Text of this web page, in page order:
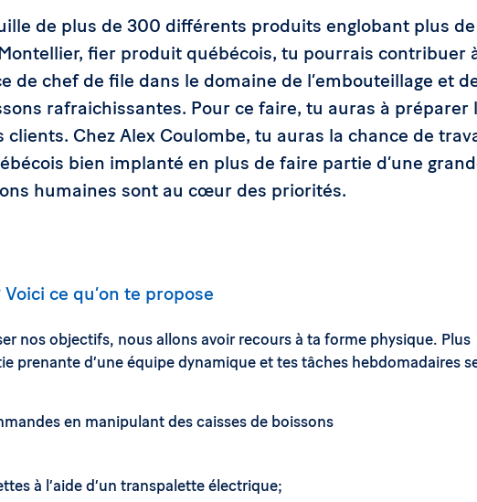
de plus de 300 différents produits englobant plus
fier produit québécois, tu pourrais contribuer
de chef de file dans le domaine de l’embouteillage et
rafraichissantes. Pour ce faire, tu auras à préparer
clients. Chez Alex Coulombe, tu auras la chance de
bien implanté en plus de faire partie d’une
humaines sont au cœur des priorités.
ce qu’on te propose
nos objectifs, nous allons avoir recours à ta forme physique. Plus
prenante d’une équipe dynamique et tes tâches hebdomadaires
en manipulant des caisses de boissons
à l’aide d’un transpalette électrique;